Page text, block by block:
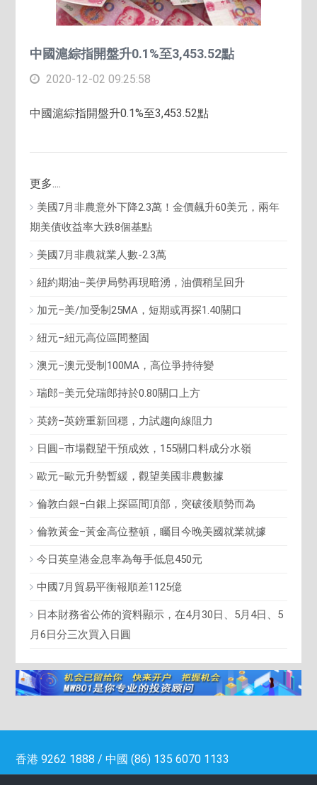
中國滬綜指開盤升0.1%至3,453.52點
2020-12-02 09:25:58
中國滬綜指開盤升0.1%至3,453.52點
更多....
美國7月非農意外下降2.3萬！金價飆升60美元，兩年
期美債收益率大跌8個基點
美國7月非農就業人數-2.3萬
紐約期油–美伊局勢再現暗湧，油價稍呈回升
加元–美/加受制25MA，短期或再探1.40關口
紐元–紐元高位區間整固
澳元–澳元受制100MA，高位爭持待變
瑞郎–美元兌瑞郎持於0.80關口上方
英鎊–英鎊重新回穩，力試趨向線阻力
日圓–市場觀望干預成效，155關口料成分水嶺
歐元–歐元升勢暫緩，觀望美國非農數據
倫敦白銀–白銀上探區間頂部，突破後順勢而為
倫敦黃金–黃金高位整頓，矚目今晚美國就業就據
今日英皇港金息率為每手低息450元
中國7月貿易平衡報順差1125億
日本財務省公佈的資料顯示，在4月30日、5月4日、5
月6日分三次買入日圓
香港 9262 1888 / 中國 (86) 135 6070 1133